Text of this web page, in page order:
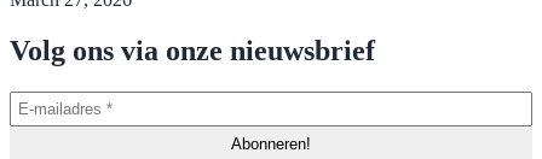
Volg ons via onze nieuwsbrief